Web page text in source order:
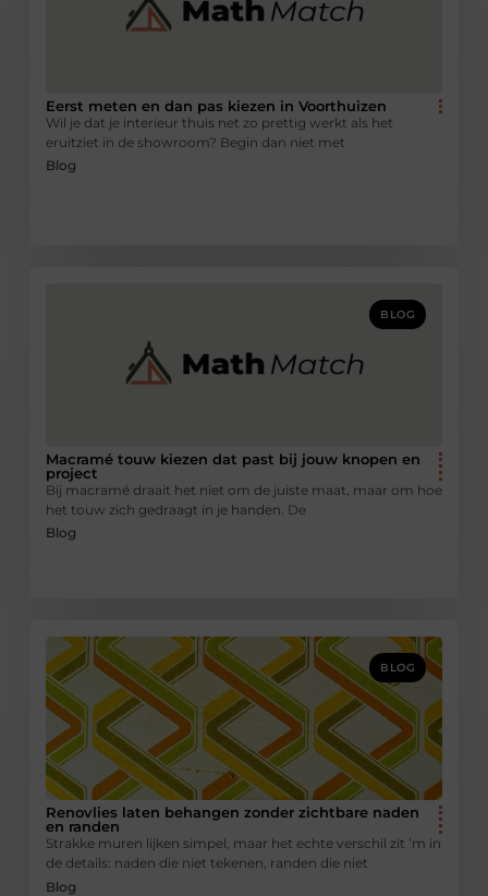
Eerst meten en dan pas kiezen in Voorthuizen
Wil je dat je interieur thuis net zo prettig werkt als het
eruitziet in de showroom? Begin dan niet met
Blog
BLOG
Macramé touw kiezen dat past bij jouw knopen en
project
Bij macramé draait het niet om de juiste maat, maar om hoe
het touw zich gedraagt in je handen. De
Blog
BLOG
Renovlies laten behangen zonder zichtbare naden
en randen
Strakke muren lijken simpel, maar het echte verschil zit ’m in
de details: naden die niet tekenen, randen die niet
Blog